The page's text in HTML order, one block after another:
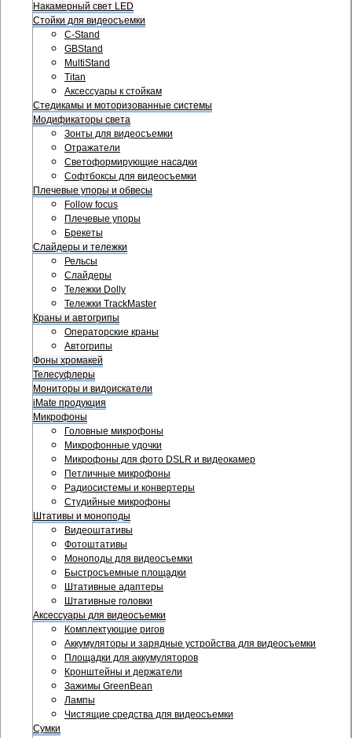
Накамерный свет LED
Стойки для видеосъемки
C-Stand
GBStand
MultiStand
Titan
Аксессуары к стойкам
Стедикамы и моторизованные системы
Модификаторы света
Зонты для видеосъемки
Отражатели
Светоформирующие насадки
Софтбоксы для видеосъемки
Плечевые упоры и обвесы
Follow focus
Плечевые упоры
Брекеты
Слайдеры и тележки
Рельсы
Слайдеры
Тележки Dolly
Тележки TrackMaster
Краны и автогрипы
Операторские краны
Автогрипы
Фоны хромакей
Телесуфлеры
Мониторы и видоискатели
iMate продукция
Микрофоны
Головные микрофоны
Микрофонные удочки
Микрофоны для фото DSLR и видеокамер
Петличные микрофоны
Радиосистемы и конвертеры
Студийные микрофоны
Штативы и моноподы
Видеоштативы
Фотоштативы
Моноподы для видеосъемки
Быстросъемные площадки
Штативные адаптеры
Штативные головки
Аксессуары для видеосъемки
Комплектующие ригов
Аккумуляторы и зарядные устройства для видеосъемки
Площадки для аккумуляторов
Кронштейны и держатели
Зажимы GreenBean
Лампы
Чистящие средства для видеосъемки
Сумки